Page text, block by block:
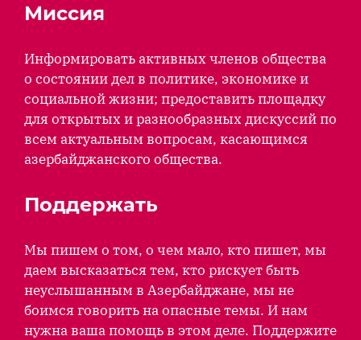
Миссия
Информировать активных членов общества
о состоянии дел в политике, экономике и
социальной жизни; предоставить площадку
для открытых и разнообразных дискуссий по
всем актуальным вопросам, касающимся
азербайджанского общества.
Поддержать
Мы пишем о том, о чем мало, кто пишет, мы
даем высказаться тем, кто рискует быть
неуслышанным в Азербайджане, мы не
боимся говорить на опасные темы. И нам
нужна ваша помощь в этом деле. Поддержите